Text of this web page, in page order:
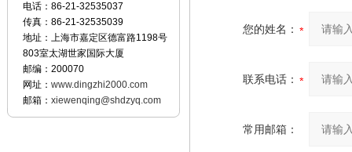
电话：86-21-32535037
传真：86-21-32535039
地址：上海市嘉定区德富路1198号
803室太湖世家国际大厦
邮编：200070
网址： www.dingzhi2000.com
邮箱： xiewenqing@shdzyq.com
您的姓名：
联系电话：
常用邮箱：